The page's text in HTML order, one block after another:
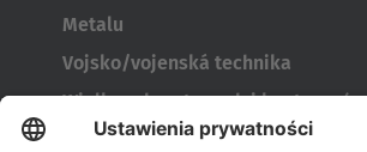
Metalu
Vojsko/vojenská technika
Wielkogabarytowych i kontenerów
Narzędzia do produkcji opon